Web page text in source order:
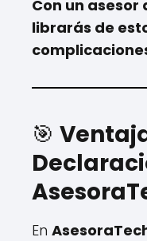
Con un asesor
librarás de
🎯
En